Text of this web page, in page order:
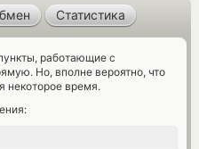
Статистика
работающие с
Но, вполне вероятно, что
некоторое время.